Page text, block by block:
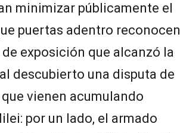
minimizar públicamente el
puertas adentro reconocen
exposición que alcanzó la
descubierto una disputa de
vienen acumulando
por un lado, el armado